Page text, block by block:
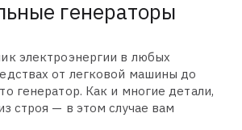
генераторы
электроэнергии в любых
от легковой машины до
генератор. Как и многие детали,
строя — в этом случае вам